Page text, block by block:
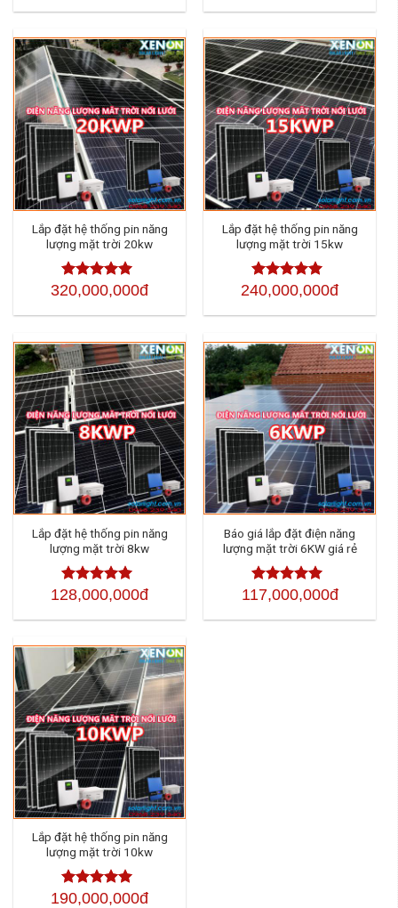
5 sao
sao
Lắp đặt hệ thống pin năng
lượng mặt trời 20kw
Được xếp
sao
320,000,000đ
Lắp đặt hệ thống pin năng
lượng mặt trời 15kw
Được xếp
sao
240,000,000đ
Lắp đặt hệ thống pin năng
lượng mặt trời 8kw
Được xếp
sao
128,000,000đ
Báo giá lắp đặt điện năng
lượng mặt trời 6KW giá rẻ
Được xếp
5 sao
117,000,000đ
Lắp đặt hệ thống pin năng
lượng mặt trời 10kw
Được xếp
190,000,000đ